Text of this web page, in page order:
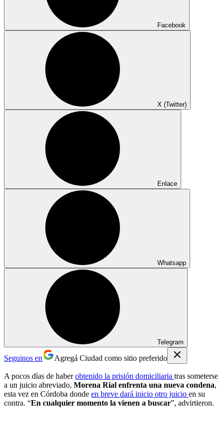
Facebook
X (Twitter)
Enlace
Whatsapp
Telegram
Seguinos en Agregá Ciudad como sitio preferido
A pocos días de haberobtenido la prisión domiciliaria tras someterse
a un juicio abreviado, Morena Rial enfrenta una nueva condena,
esta vez en Córdoba donde en breve dará inicio otro juicio en su
contra. “En cualquier momento la vienen a buscar”, advirtieron.